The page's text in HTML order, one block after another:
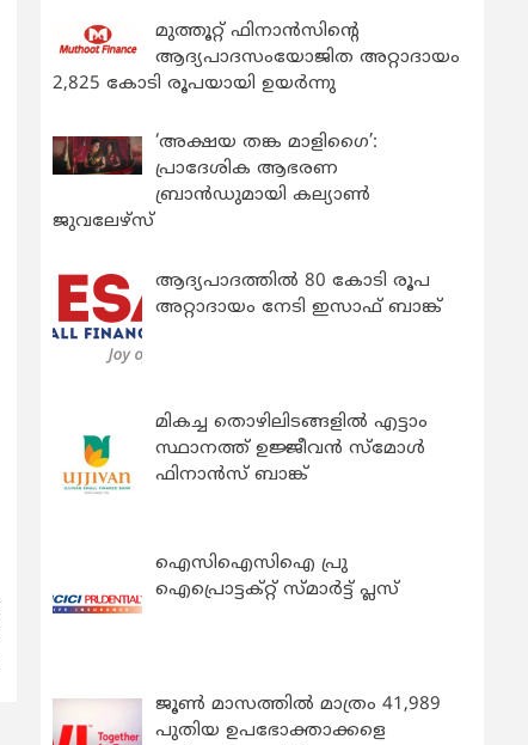
മുത്തൂറ്റ് ഫിനാൻസിന്റെ
ആദ്യപാദസംയോജിത അറ്റാദായം
2,825 കോടി രൂപയായി ഉയർന്നു
‘അക്ഷയ തങ്ക മാളിഗൈ’:
പ്രാദേശിക ആഭരണ
ബ്രാന്‍ഡുമായി കല്യാണ്‍
ജുവലേഴ്‌സ്
ആദ്യപാദത്തിൽ 80 കോടി രൂപ
അറ്റാദായം നേടി ഇസാഫ് ബാങ്ക്
മികച്ച തൊഴിലിടങ്ങളിൽ എട്ടാം
സ്ഥാനത്ത് ഉജ്ജീവൻ സ്മോൾ
ഫിനാൻസ് ബാങ്ക്
ഐസിഐസിഐ പ്രു
ഐപ്രൊട്ടക്റ്റ് സ്മാർട്ട് പ്ലസ്
ജൂൺ മാസത്തിൽ മാത്രം 41,989
പുതിയ ഉപഭോക്താക്കളെ